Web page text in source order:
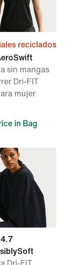
reciclados
sin mangas
Dri-FIT
mujer
in Bag
Dri-FIT